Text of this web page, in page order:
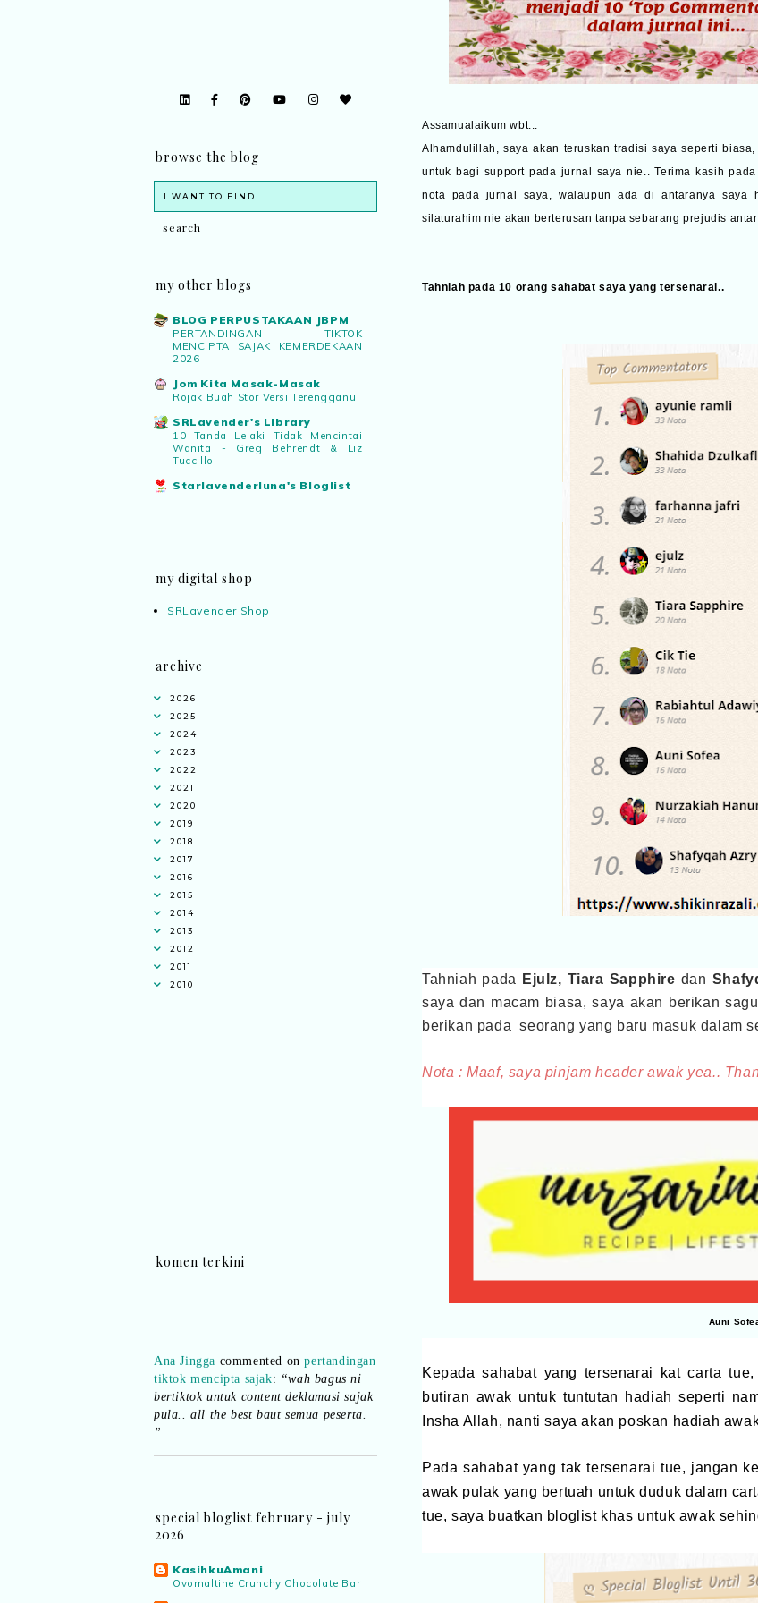
Assamualaikum wbt...
Alhamdulillah, saya akan teruskan tradisi saya seperti
untuk bagi support pada jurnal saya nie.. Terima kasih
nota pada jurnal saya, walaupun ada di antaranya saya
silaturahim nie akan berterusan tanpa sebarang prejudis
Tahniah pada 10 orang sahabat saya yang tersenarai..
Tahniah pada Ejulz, Tiara Sapphire dan
saya dan macam biasa, saya akan berikan
berikan pada seorang yang baru masuk dalam
Nota : Maaf, saya pinjam header awak yea..
Auni
Kepada sahabat yang tersenarai kat carta
butiran awak untuk tuntutan hadiah seperti
Insha Allah, nanti saya akan poskan hadiah
Pada sahabat yang tak tersenarai tue, jangan
awak pulak yang bertuah untuk duduk dalam
tue, saya buatkan bloglist khas untuk awak
browse the blog
my other blogs
BLOG PERPUSTAKAAN JBPM
PERTANDINGAN TIKTOK
MENCIPTA SAJAK KEMERDEKAAN
2026
Jom Kita Masak-Masak
Rojak Buah Stor Versi Terengganu
SRLavender's Library
10 Tanda Lelaki Tidak Mencintai
Wanita - Greg Behrendt & Liz
Tuccillo
Starlavenderluna's Bloglist
my digital shop
SRLavender Shop
archive
2026
2025
2024
2023
2022
2021
2020
2019
2018
2017
2016
2015
2014
2013
2012
2011
2010
komen terkini
tiktok mencipta sajak
:“wah bagus ni
bertiktok untuk content deklamasi sajak
pula.. all the best baut semua peserta.
Syaz Rahimcommented ondari idea ke
dan teknologi digital terbaik!”
Syaz Rahimcommented on
pertandingan tiktok mencipta sajak :
special bloglist february - july
2026
KasihkuAmani
Ovomaltine Crunchy Chocolate Bar